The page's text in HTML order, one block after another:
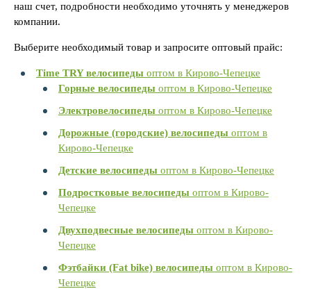
наш счет, подробности необходимо уточнять у менеджеров
компании.
Выберите необходимый товар и запросите оптовый прайс:
Time TRY велосипеды оптом в Кирово-Чепецке
Горные велосипеды оптом в Кирово-Чепецке
Электровелосипеды оптом в Кирово-Чепецке
Дорожные (городские) велосипеды оптом в
Кирово-Чепецке
Детские велосипеды оптом в Кирово-Чепецке
Подростковые велосипеды оптом в Кирово-
Чепецке
Двухподвесные велосипеды оптом в Кирово-
Чепецке
Фэтбайки (Fat bike) велосипеды оптом в Кирово-
Чепецке